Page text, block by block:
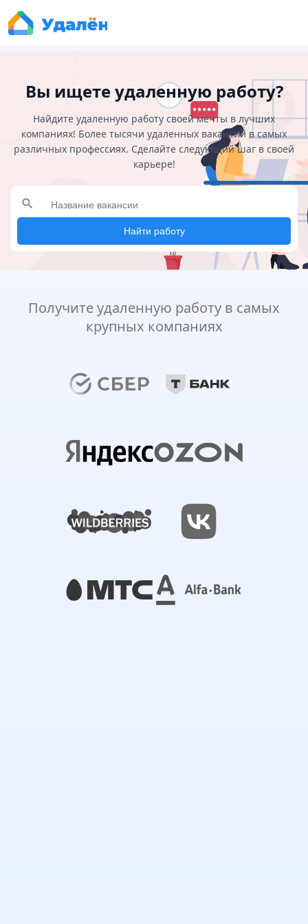
Вы ищете удаленную работу?
Найдите удаленную работу своей мечты в лучших
компаниях! Более тысячи удаленных вакансий в самых
различных профессиях. Сделайте следующий шаг в своей
карьере!
search
Найти работу
Получите удаленную работу в самых
крупных компаниях